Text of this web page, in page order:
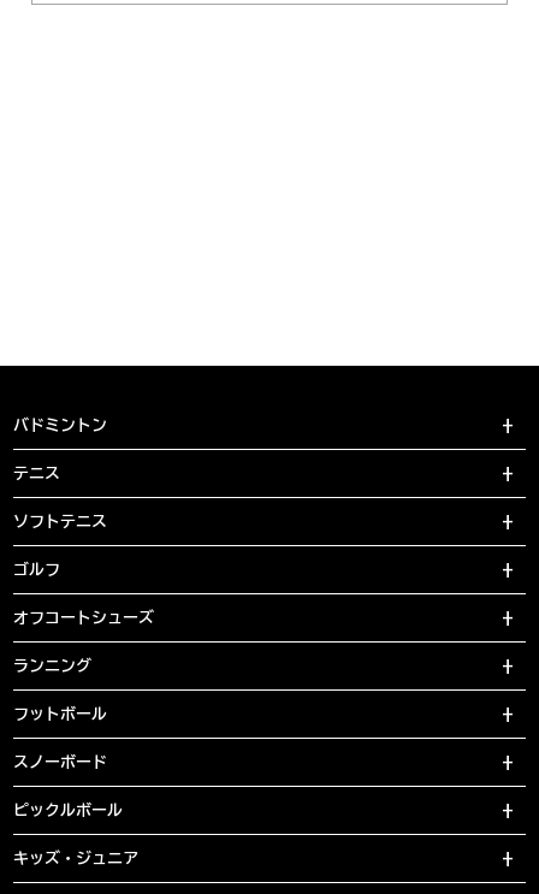
バドミントン
テニス
ソフトテニス
ゴルフ
オフコートシューズ
ランニング
フットボール
スノーボード
ピックルボール
キッズ・ジュニア